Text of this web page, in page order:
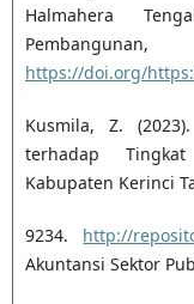
Halmahera
https://doi.org/
Kusmila, Z.
terhadap
Kabupaten Kerinci
9234. http://
Akuntansi Sektor